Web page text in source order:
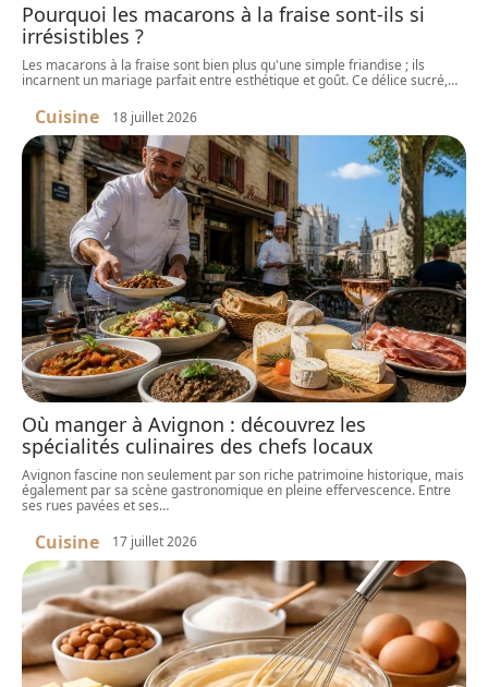
Pourquoi les macarons à la fraise sont-ils si
irrésistibles ?
Les macarons à la fraise sont bien plus qu'une simple friandise ; ils
incarnent un mariage parfait entre esthétique et goût. Ce délice sucré,…
Cuisine 18 juillet 2026
Où manger à Avignon : découvrez les
spécialités culinaires des chefs locaux
Avignon fascine non seulement par son riche patrimoine historique, mais
également par sa scène gastronomique en pleine effervescence. Entre
ses rues pavées et ses…
Cuisine 17 juillet 2026